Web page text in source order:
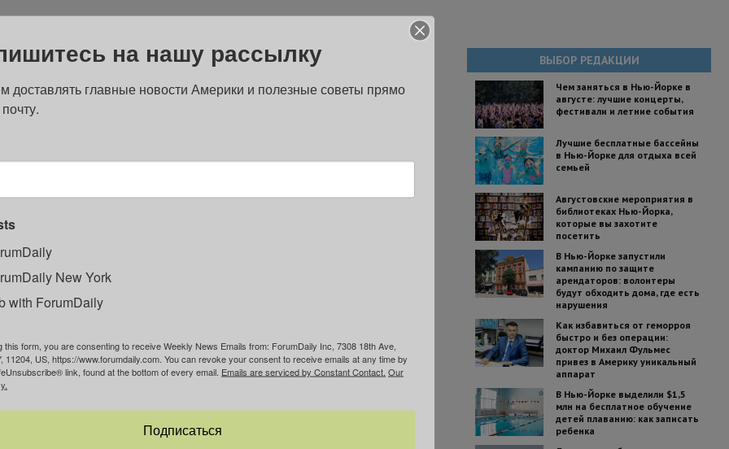
ВЫБОР РЕДАКЦИИ
Чем заняться в Нью-Йорке в
августе: лучшие концерты,
фестивали и летние события
Лучшие бесплатные бассейны
в Нью-Йорке для отдыха всей
семьей
Августовские мероприятия в
библиотеках Нью-Йорка,
которые вы захотите
посетить
В Нью-Йорке запустили
кампанию по защите
арендаторов: волонтеры
будут обходить дома, где есть
нарушения
Как избавиться от геморроя
быстро и без операции:
доктор Михаил Фульмес
привез в Америку уникальный
аппарат
В Нью-Йорке выделили $1,5
млн на бесплатное обучение
детей плаванию: как записать
ребенка
на нашу рассылку
доставлять главные новости Америки и полезные советы прямо
New York
with ForumDaily
this form, you are consenting to receive Weekly News Emails from: ForumDaily Inc, 7308 18th Ave,
11204, US, https://www.forumdaily.com. You can revoke your consent to receive emails at any time by
link, found at the bottom of every email. Emails are serviced by Constant Contact. Our
Подписаться